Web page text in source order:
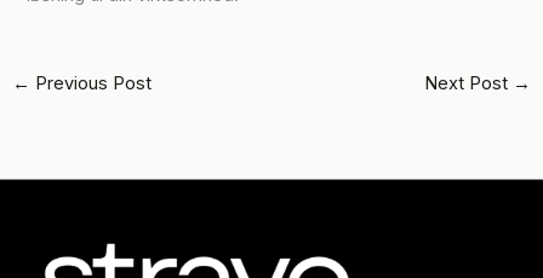
← Previous Post Next Post →